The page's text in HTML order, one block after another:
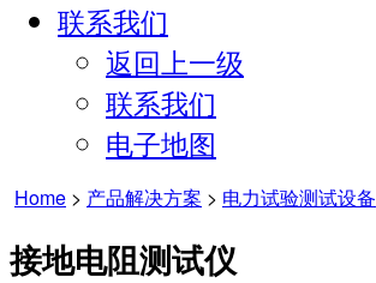
联系我们
返回上一级
联系我们
电子地图
Home > 产品解决方案 > 电力试验测试设备
接地电阻测试仪